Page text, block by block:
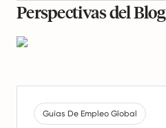
Perspectivas del Blog
Guías De Empleo Global